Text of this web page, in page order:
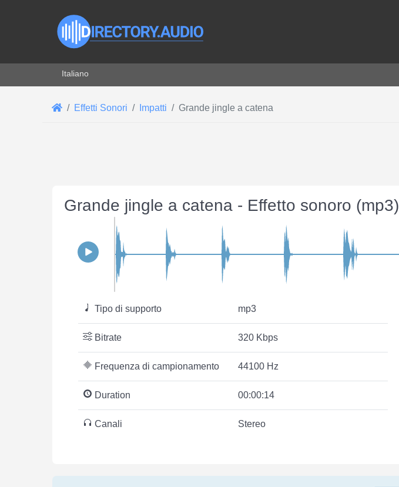
Seleziona la tua lingua
Italiano
Effetti Sonori Impatti Grande jingle a catena
Grande jingle a catena - Effetto sonoro (mp3)
Tipo di supporto mp3
Bitrate 320 Kbps
Frequenza di campionamento 44100 Hz
Duration 00:00:14
Canali Stereo